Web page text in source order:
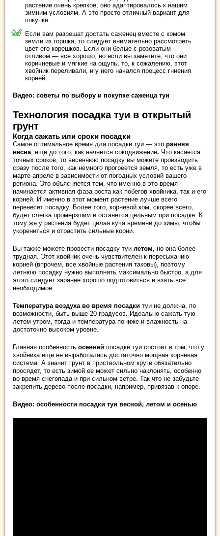
растение очень крепкое, оно адаптировалось к нашим
зимним условиям. А это просто отличный вариант для
покупки.
Если вам разрешат достать саженец вместе с комом
земли из горшка, то следует внимательно рассмотреть
цвет его корешков. Если они белые с розоватым
отливом — все хорошо, но если вы заметите, что они
коричневые и мягкие на ощупь, то, к сожалению, этот
хвойник переливали, и у него начался процесс гниения
корней.
Видео: советы по выбору и покупке саженца туи
Технология посадка туи в открытый
грунт
Когда сажать или сроки посадки
Самое оптимальное время для посадки туи — это ранняя
весна, еще до того, как начнется сокодвижение. Что касается
точных сроков, то весеннюю посадку вы можете производить
сразу после того, как немного прогреется земля, то есть уже в
марте-апреле в зависимости от погодных условий вашего
региона. Это объясняется тем, что именно в это время
начинается активная фаза роста как побегов хвойника, так и его
корней. И именно в этот момент растение лучше всего
перенесет посадку. Более того, корневой ком, скорее всего,
будет слегка промерзшим и останется цельным при посадке. К
тому же у растения будет целая куча времени до зимы, чтобы
укорениться и отрастить сильные корни.
Вы также можете провести посадку туи летом, но она более
трудная. Этот хвойник очень чувствителен к пересыханию
корней (впрочем, все хвойные растения таковы), поэтому
летнюю посадку нужно выполнять максимально быстро, а для
этого следует заранее хорошо подготовиться и взять все
необходимое.
Температура воздуха во время посадки туи не должна, по
возможности, быть выше 20 градусов. Идеально сажать тую
летом утром, тогда и температура пониже и влажность на
достаточно высоком уровне.
Главная особенность осенней посадки туи состоит в том, что у
хвойника еще не выработалась достаточно мощная корневая
система. А значит грунт в приствольном круге обязательно
просядет, то есть зимой ее может сильно наклонять, особенно
во время снегопада и при сильном ветре. Так что не забудьте
закрепить дерево после посадки, например, привязав к опоре.
Видео: особенности посадки туи весной, летом и осенью